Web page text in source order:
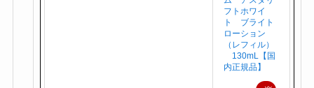
富士フイル
ム アスタリ
フトホワイ
ト ブライト
ローション
（レフィル）
130mL【国
内正規品】